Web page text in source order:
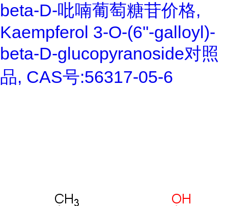
beta-D-吡喃葡萄糖苷价格,
Kaempferol 3-O-(6''-galloyl)-
beta-D-glucopyranoside对照
品, CAS号:56317-05-6